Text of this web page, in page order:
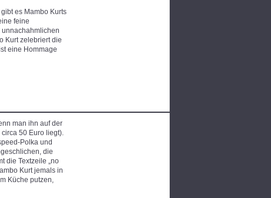
es Mambo Kurts
feine
Kurt zelebriert die
eine Hommage
man ihn auf der
50 Euro liegt).
Polka und
die
die Textzeile „no
Kurt jemals in
Küche putzen,